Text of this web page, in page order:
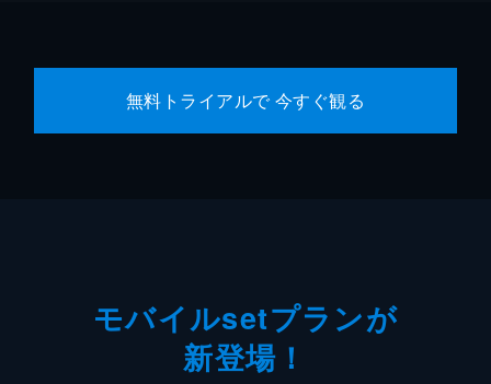
無料トライアルで 今すぐ観る
モバイルsetプランが
新登場！